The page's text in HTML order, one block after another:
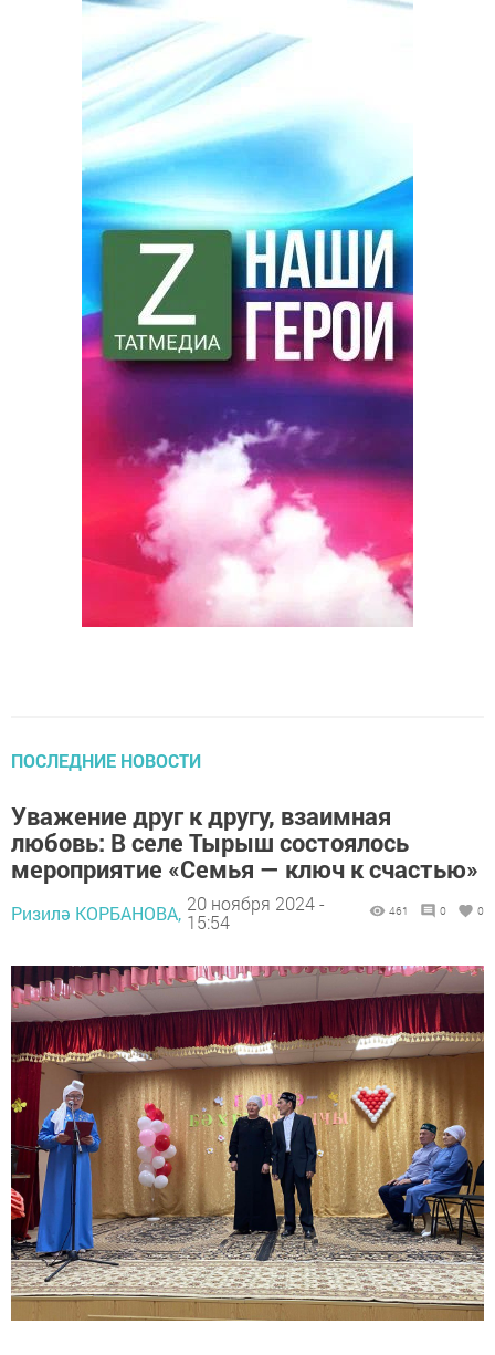
ПОСЛЕДНИЕ НОВОСТИ
Уважение друг к другу, взаимная
любовь: В селе Тырыш состоялось
мероприятие «Семья — ключ к счастью»
Ризилә КОРБАНОВА, 20 ноября 2024 -
15:54
461 0 0